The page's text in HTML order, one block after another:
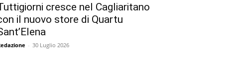
cresce nel Cagliaritano
il nuovo store di Quartu
- 30 Luglio 2026